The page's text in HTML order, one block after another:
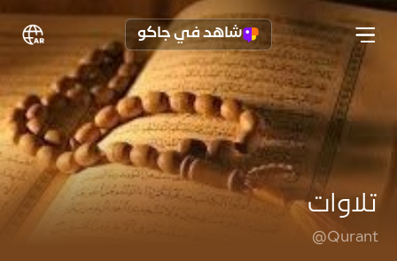
شاهد في جاكو
تلاوات
@Qurant